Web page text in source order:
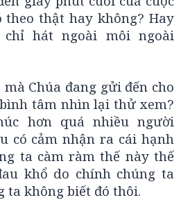
thật hay không? Hay
hát ngoài môi ngoài
Chúa đang gửi đến cho
tâm nhìn lại thử xem?
hơn quá nhiều người
có cảm nhận ra cái hạnh
ta càm ràm thế này thế
khổ do chính chúng ta
ta không biết đó thôi.